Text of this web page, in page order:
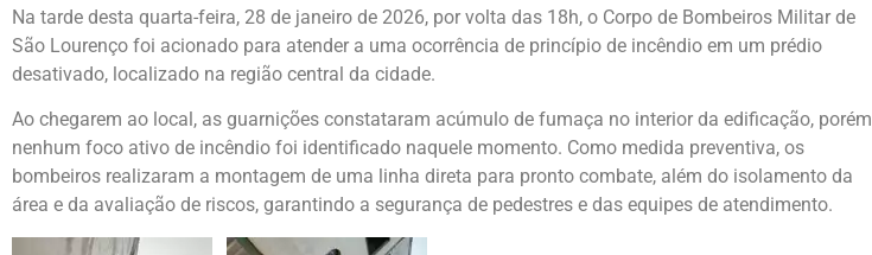
Na tarde desta quarta-feira, 28 de janeiro de 2026, por volta das 18h, o Corpo de Bombeiros Militar de
São Lourenço foi acionado para atender a uma ocorrência de princípio de incêndio em um prédio
desativado, localizado na região central da cidade.
Ao chegarem ao local, as guarnições constataram acúmulo de fumaça no interior da edificação, porém
nenhum foco ativo de incêndio foi identificado naquele momento. Como medida preventiva, os
bombeiros realizaram a montagem de uma linha direta para pronto combate, além do isolamento da
área e da avaliação de riscos, garantindo a segurança de pedestres e das equipes de atendimento.